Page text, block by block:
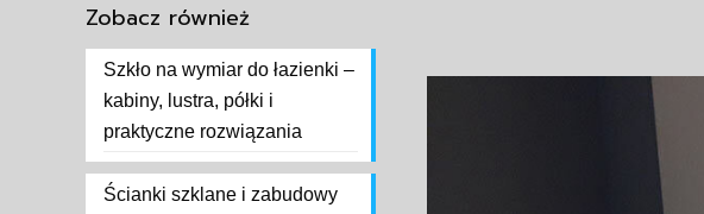
Zobacz również
Szkło na wymiar do łazienki –
kabiny, lustra, półki i
praktyczne rozwiązania
Ścianki szklane i zabudowy